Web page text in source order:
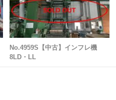
No.4959S【中古】インフレ機
8LD・LL